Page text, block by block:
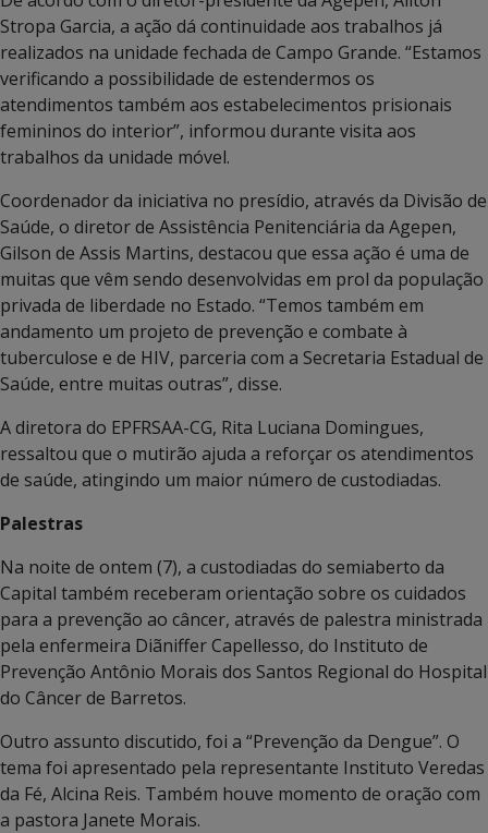
Stropa Garcia, a ação dá continuidade aos trabalhos já
realizados na unidade fechada de Campo Grande. “Estamos
verificando a possibilidade de estendermos os
atendimentos também aos estabelecimentos prisionais
femininos do interior”, informou durante visita aos
trabalhos da unidade móvel.
Coordenador da iniciativa no presídio, através da Divisão de
Saúde, o diretor de Assistência Penitenciária da Agepen,
Gilson de Assis Martins, destacou que essa ação é uma de
muitas que vêm sendo desenvolvidas em prol da população
privada de liberdade no Estado. “Temos também em
andamento um projeto de prevenção e combate à
tuberculose e de HIV, parceria com a Secretaria Estadual de
Saúde, entre muitas outras”, disse.
A diretora do EPFRSAA-CG, Rita Luciana Domingues,
ressaltou que o mutirão ajuda a reforçar os atendimentos
de saúde, atingindo um maior número de custodiadas.
Palestras
Na noite de ontem (7), a custodiadas do semiaberto da
Capital também receberam orientação sobre os cuidados
para a prevenção ao câncer, através de palestra ministrada
pela enfermeira Diãniffer Capellesso, do Instituto de
Prevenção Antônio Morais dos Santos Regional do Hospital
do Câncer de Barretos.
Outro assunto discutido, foi a “Prevenção da Dengue”. O
tema foi apresentado pela representante Instituto Veredas
da Fé, Alcina Reis. Também houve momento de oração com
a pastora Janete Morais.